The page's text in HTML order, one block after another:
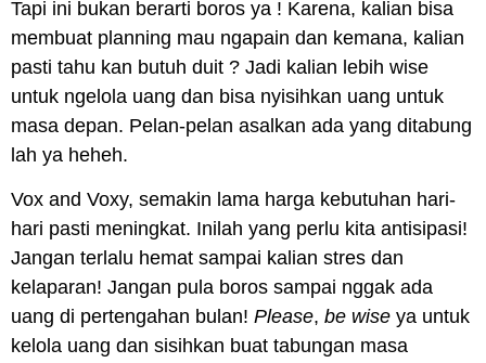
Tapi ini bukan berarti boros ya ! Karena, kalian bisa
membuat planning mau ngapain dan kemana, kalian
pasti tahu kan butuh duit ? Jadi kalian lebih wise
untuk ngelola uang dan bisa nyisihkan uang untuk
masa depan. Pelan-pelan asalkan ada yang ditabung
lah ya heheh.
Vox and Voxy, semakin lama harga kebutuhan hari-
hari pasti meningkat. Inilah yang perlu kita antisipasi!
Jangan terlalu hemat sampai kalian stres dan
kelaparan! Jangan pula boros sampai nggak ada
uang di pertengahan bulan! Please, be wise ya untuk
kelola uang dan sisihkan buat tabungan masa